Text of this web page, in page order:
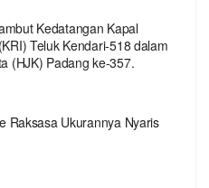
Kedatangan Kapal
Teluk Kendari-518 dalam
(HJK) Padang ke-357.
Raksasa Ukurannya Nyaris